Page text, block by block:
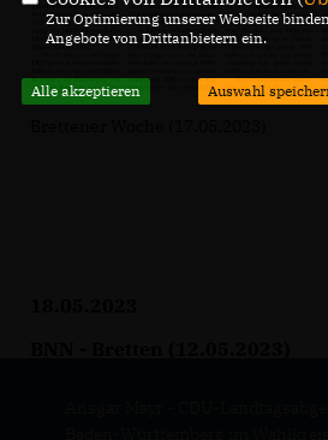
Zur Optimierung unserer Webseite
Angebote von Drittanbietern ein.
Alle akzeptieren Auswahl